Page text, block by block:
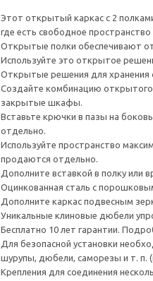
Этот открытый каркас с 2
где есть свободное пространство
Открытые полки обеспечивают
Используйте это открытое
Открытые решения для
Создайте комбинацию
закрытые шкафы.
Вставьте крючки в пазы на
отдельно.
Используйте пространство
продаются отдельно.
Дополните вставкой в полку
Оцинкованная сталь с
Дополните каркас подвесным
Уникальные клиновые дюбели
Бесплатно 10 лет гарантии.
Для безопасной установки
шурупы, дюбели, саморезы и т. п.
Крепления для соединения